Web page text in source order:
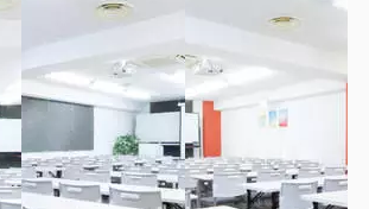
れあい貸し会議室 渋谷No89
谷No89